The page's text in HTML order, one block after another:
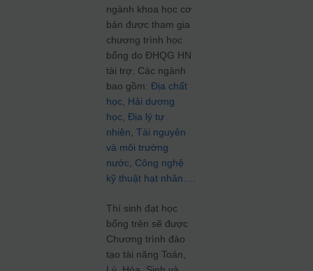
ngành khoa học cơ
bản được tham gia
chương trình học
bổng do ĐHQG HN
tài trợ. Các ngành
bao gồm:Địa chất
học Hải dương
học ,Địa lý tự
nhiên ,Tài nguyên
và môi trường
nước Công nghệ
kỹ thuật hạt nhân….
Thí sinh đạt học
bổng trên sẽ được
Chương trình đào
tạo tài năng Toán,